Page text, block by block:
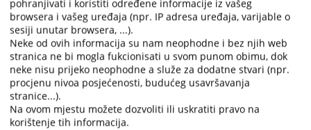
033201 23 K od 18.7.2025. godine preinačena u pravnoj ocjeni
djela i odluci o kazni tako da su radnje optuženog opisane u
izreci te presude pravno kvalifikovane kao krivično djelo ubistvo
iz člana 124. stav 1. Krivičnog zakonika Republike Srpske, za
koje je optuženi osuđen na kaznu zatvora u trajanju od
dvadeset godina, u koju je uračunato vrijeme provedeno u
pritvoru od 3.12.2022. godine pa nadalje. Prvostepena presuda
je u preostalom dijelu ostala neizmijenjena.
pohranjivati i koristiti određene informacije iz vašeg
browsera i vašeg uređaja (npr. IP adresa uređaja, varijable o
sesiji unutar browsera, ...).
Neke od ovih informacija su nam neophodne i bez njih web
stranica ne bi mogla fukcionisati u svom punom obimu, dok
neke nisu prijeko neophodne a služe za dodatne stvari (npr.
procjenu nivoa posjećenosti, budućeg usavršavanja
stranice...).
Na ovom mjestu možete dozvoliti ili uskratiti pravo na
korištenje tih informacija.